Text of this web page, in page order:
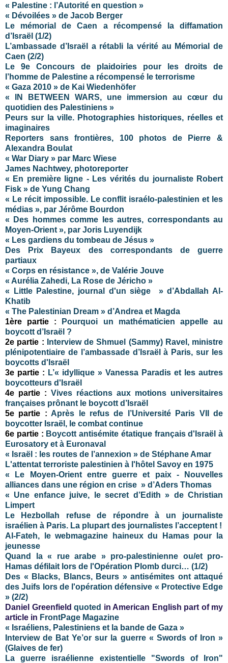
« Palestine : l’Autorité en question »
« Dévoilées » de Jacob Berger
Le mémorial de Caen a récompensé la diffamation
d’Israël (1/2)
L’ambassade d’Israël a rétabli la vérité au Mémorial de
Caen (2/2)
Le 9e Concours de plaidoiries pour les droits de
l’homme de Palestine a récompensé le terrorisme
« Gaza 2010 » de Kai Wiedenhöfer
« IN BETWEEN WARS, une immersion au cœur du
quotidien des Palestiniens »
Peurs sur la ville. Photographies historiques, réelles et
imaginaires
Reporters sans frontières, 100 photos de Pierre &
Alexandra Boulat
« War Diary » par Marc Wiese
James Nachtwey, photoreporter
« En première ligne - Les vérités du journaliste Robert
Fisk » de Yung Chang
« Le récit impossible. Le conflit israélo-palestinien et les
médias », par Jérôme Bourdon
« Des hommes comme les autres, correspondants au
Moyen-Orient », par Joris Luyendijk
« Les gardiens du tombeau de Jésus »
Des Prix Bayeux des correspondants de guerre
partiaux
« Corps en résistance », de Valérie Jouve
« Aurélia Zahedi, La Rose de Jéricho »
« Little Palestine, journal d'un siège » d’Abdallah Al-
Khatib
« The Palestinian Dream » d’Andrea et Magda
1ère partie :
Pourquoi un mathématicien appelle au
boycott d’Israël ?
2e partie :
Interview de Shmuel (Sammy) Ravel, ministre
plénipotentiaire de l’ambassade d’Israël à Paris, sur les
boycotts d'Israël
3e partie : L’« idyllique » Vanessa Paradis et les autres
boycotteurs d'Israël
4e partie : Vives réactions aux motions universitaires
françaises prônant le boycott d’Israël
5e partie :Après le refus de l’Université Paris VII de
boycotter Israël, le combat continue
6e partie : Boycott antisémite étatique français d'Israël à
Eurosatory et à Euronaval
« Israël : les routes de l’annexion » de Stéphane Amar
L'attentat terroriste palestinien à l'hôtel Savoy en 1975
« Le Moyen-Orient entre guerre et paix - Nouvelles
alliances dans une région en crise » d’Aders Thomas
« Une enfance juive, le secret d’Edith » deChristian
Limpert
Le Hezbollah refuse de répondre à un journaliste
israélien à Paris. La plupart des journalistes l’acceptent !
Al-Fateh, le webmagazine haineux du Hamas pour la
jeunesse
Quand la « rue arabe » pro-palestinienne ou/et pro-
Hamas défilait lors de l'Opération Plomb durci… (1/2)
Des « Blacks, Blancs, Beurs » antisémites ont attaqué
des Juifs lors de l'opération défensive « Protective Edge
» (2/2)
Daniel Greenfield quoted in American English part of my
article in FrontPage Magazine
« Israéliens, Palestiniens et la bande de Gaza »
Interview de Bat Ye’or sur la guerre « Swords of Iron »
(Glaives de fer)
La guerre israélienne existentielle "Swords of Iron"